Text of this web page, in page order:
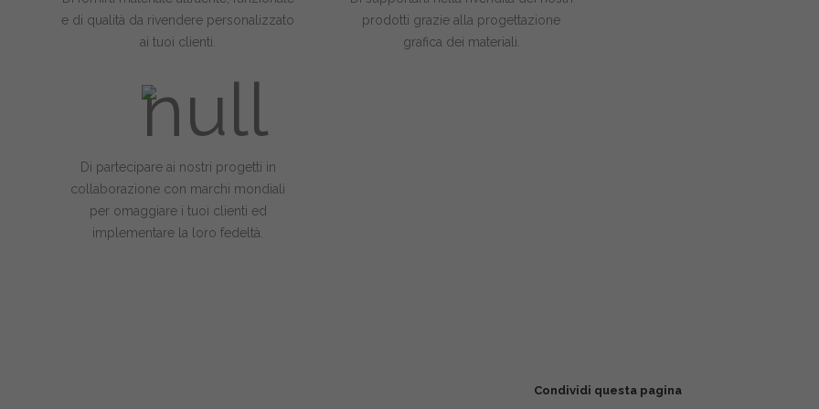
e di qualità da rivendere personalizzato
ai tuoi clienti.
Di partecipare ai nostri progetti in
collaborazione con marchi mondiali
per omaggiare i tuoi clienti ed
implementare la loro fedeltà.
prodotti grazie alla progettazione
grafica dei materiali.
Condividi questa pagina